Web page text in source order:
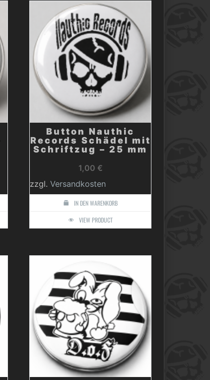
Button Nauthic
Records Schädel mit
Schriftzug – 25 mm
1,00 €
zzgl. Versandkosten
IN DEN WARENKORB
VIEW PRODUCT